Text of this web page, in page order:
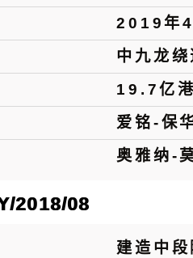
2019年4
中九龙
19.7亿
爱铭-保
奥雅纳-
2018/08
建造中